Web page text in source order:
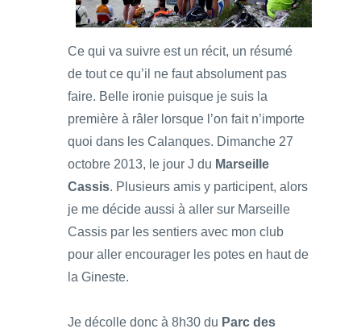
Ce qui va suivre est un récit, un résumé
de tout ce qu’il ne faut absolument pas
faire. Belle ironie puisque je suis la
première à râler lorsque l’on fait n’importe
quoi dans les Calanques. Dimanche 27
octobre 2013, le jour J du Marseille
Cassis. Plusieurs amis y participent, alors
je me décide aussi à aller sur Marseille
Cassis par les sentiers avec mon club
pour aller encourager les potes en haut de
la Gineste.
Je décolle donc à 8h30 du Parc des